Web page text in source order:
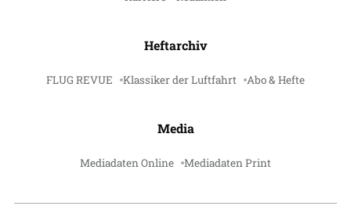
Heftarchiv
FLUG REVUE Klassiker der Luftfahrt Abo & Hefte
Media
Mediadaten Online Mediadaten Print